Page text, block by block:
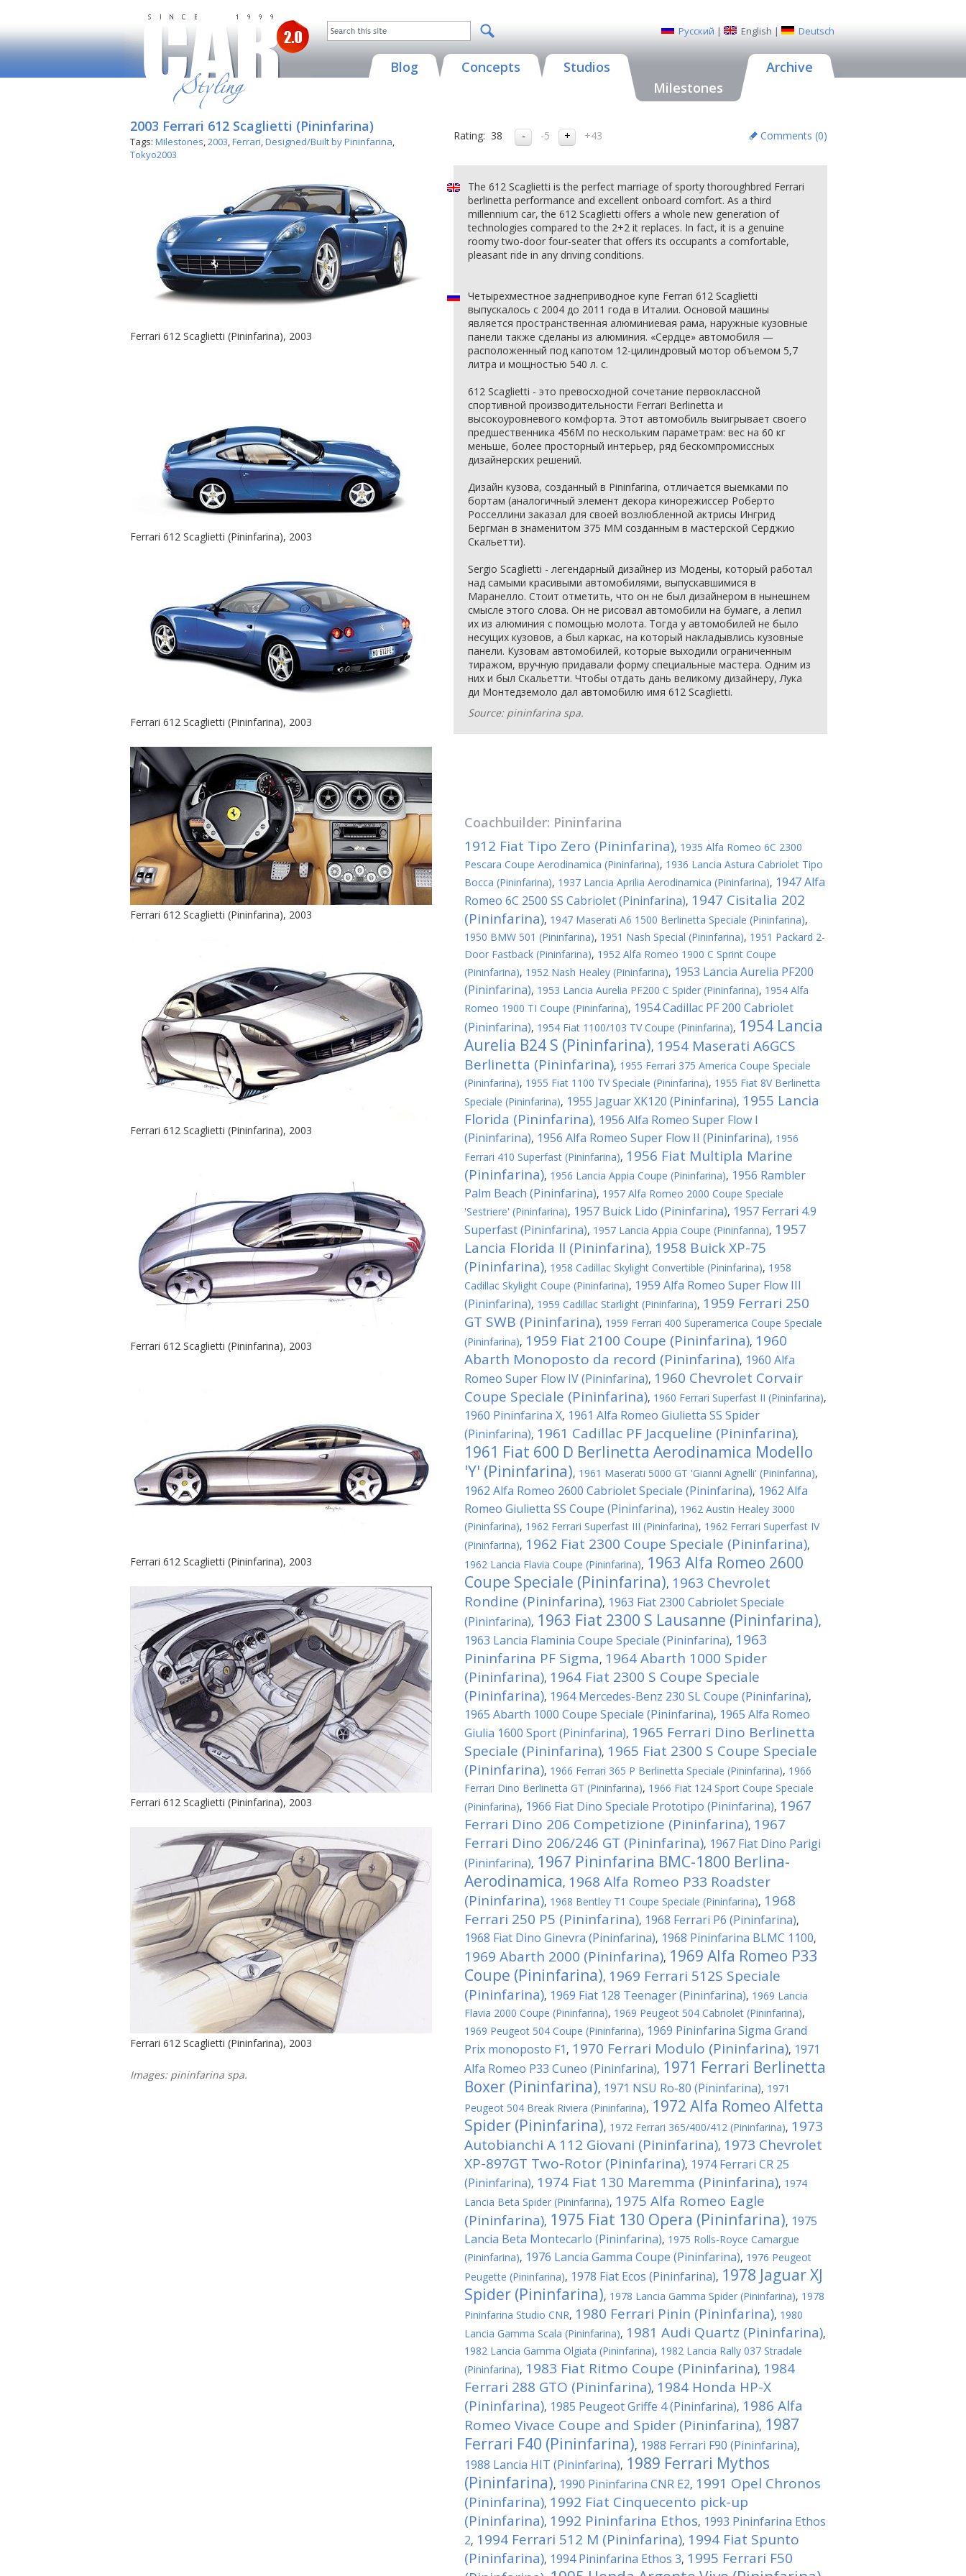
Русский | English | Deutsch
Blog Concepts
Studios
Milestones
Archive
2003 Ferrari 612 Scaglietti (Pininfarina)
Tags: Milestones,2003,Ferrari,Designed/Built by Pininfarina,
Tokyo2003
Ferrari 612 Scaglietti (Pininfarina), 2003
Ferrari 612 Scaglietti (Pininfarina), 2003
Ferrari 612 Scaglietti (Pininfarina), 2003
Ferrari 612 Scaglietti (Pininfarina), 2003
Ferrari 612 Scaglietti (Pininfarina), 2003
Ferrari 612 Scaglietti (Pininfarina), 2003
Ferrari 612 Scaglietti (Pininfarina), 2003
Ferrari 612 Scaglietti (Pininfarina), 2003
Ferrari 612 Scaglietti (Pininfarina), 2003
Images: pininfarina spa.
Rating: 38 -5 +43 Comments (0)
The 612 Scaglietti is the perfect marriage of sporty thoroughbred Ferrari
berlinetta performance and excellent onboard comfort. As a third
millennium car, the 612 Scaglietti offers a whole new generation of
technologies compared to the 2+2 it replaces. In fact, it is a genuine
roomy two-door four-seater that offers its occupants a comfortable,
pleasant ride in any driving conditions.
Четырехместное заднеприводное купе Ferrari 612 Scaglietti
выпускалось с 2004 до 2011 года в Италии. Основой машины
является пространственная алюминиевая рама, наружные кузовные
панели также сделаны из алюминия. «Сердце» автомобиля —
расположенный под капотом 12-цилиндровый мотор объемом 5,7
литра и мощностью 540 л. с.
612 Scaglietti - это превосходной сочетание первоклассной
спортивной производительности Ferrari Berlinetta и
высокоуровневого комфорта. Этот автомобиль выигрывает своего
предшественника 456M по нескольким параметрам: вес на 60 кг
меньше, более просторный интерьер, ряд бескомпромиссных
дизайнерских решений.
Дизайн кузова, созданный в Pininfarina, отличается выемками по
бортам (аналогичный элемент декора кинорежиссер Роберто
Росселлини заказал для своей возлюбленной актрисы Ингрид
Бергман в знаменитом 375 MM созданным в мастерской Серджио
Скальетти).
Sergio Scaglietti - легендарный дизайнер из Модены, который работал
над самыми красивыми автомобилями, выпускавшимися в
Маранелло. Стоит отметить, что он не был дизайнером в нынешнем
смысле этого слова. Он не рисовал автомобили на бумаге, а лепил
их из алюминия с помощью молота. Тогда у автомобилей не было
несущих кузовов, а был каркас, на который накладывлись кузовные
панели. Кузовам автомобилей, которые выходили ограниченным
тиражом, вручную придавали форму специальные мастера. Одним из
них и был Скальетти. Чтобы отдать дань великому дизайнеру, Лука
ди Монтедземоло дал автомобилю имя 612 Scaglietti.
Source: pininfarina spa.
Coachbuilder: Pininfarina
1912 Fiat Tipo Zero (Pininfarina), 1935 Alfa Romeo 6C 2300
Pescara Coupe Aerodinamica (Pininfarina), 1936 Lancia Astura Cabriolet Tipo
Bocca (Pininfarina), 1937 Lancia Aprilia Aerodinamica (Pininfarina), 1947 Alfa
Romeo 6C 2500 SS Cabriolet (Pininfarina), 1947 Cisitalia 202
(Pininfarina), 1947 Maserati A6 1500 Berlinetta Speciale (Pininfarina),
1950 BMW 501 (Pininfarina), 1951 Nash Special (Pininfarina), 1951 Packard 2-
Door Fastback (Pininfarina), 1952 Alfa Romeo 1900 C Sprint Coupe
(Pininfarina), 1952 Nash Healey (Pininfarina), 1953 Lancia Aurelia PF200
(Pininfarina), 1953 Lancia Aurelia PF200 C Spider (Pininfarina), 1954 Alfa
Romeo 1900 TI Coupe (Pininfarina), 1954 Cadillac PF 200 Cabriolet
(Pininfarina), 1954 Fiat 1100/103 TV Coupe (Pininfarina), 1954 Lancia
Aurelia B24 S (Pininfarina), 1954 Maserati A6GCS
Berlinetta (Pininfarina), 1955 Ferrari 375 America Coupe Speciale
(Pininfarina), 1955 Fiat 1100 TV Speciale (Pininfarina), 1955 Fiat 8V Berlinetta
Speciale (Pininfarina), 1955 Jaguar XK120 (Pininfarina), 1955 Lancia
Florida (Pininfarina), 1956 Alfa Romeo Super Flow I
(Pininfarina), 1956 Alfa Romeo Super Flow II (Pininfarina), 1956
Ferrari 410 Superfast (Pininfarina), 1956 Fiat Multipla Marine
(Pininfarina), 1956 Lancia Appia Coupe (Pininfarina), 1956 Rambler
Palm Beach (Pininfarina), 1957 Alfa Romeo 2000 Coupe Speciale
'Sestriere' (Pininfarina), 1957 Buick Lido (Pininfarina), 1957 Ferrari 4.9
Superfast (Pininfarina), 1957 Lancia Appia Coupe (Pininfarina), 1957
Lancia Florida II (Pininfarina), 1958 Buick XP-75
(Pininfarina), 1958 Cadillac Skylight Convertible (Pininfarina), 1958
Cadillac Skylight Coupe (Pininfarina), 1959 Alfa Romeo Super Flow III
(Pininfarina), 1959 Cadillac Starlight (Pininfarina), 1959 Ferrari 250
GT SWB (Pininfarina), 1959 Ferrari 400 Superamerica Coupe Speciale
(Pininfarina), 1959 Fiat 2100 Coupe (Pininfarina), 1960
Abarth Monoposto da record (Pininfarina), 1960 Alfa
Romeo Super Flow IV (Pininfarina), 1960 Chevrolet Corvair
Coupe Speciale (Pininfarina), 1960 Ferrari Superfast II (Pininfarina),
1960 Pininfarina X, 1961 Alfa Romeo Giulietta SS Spider
(Pininfarina), 1961 Cadillac PF Jacqueline (Pininfarina),
1961 Fiat 600 D Berlinetta Aerodinamica Modello
'Y' (Pininfarina), 1961 Maserati 5000 GT 'Gianni Agnelli' (Pininfarina),
1962 Alfa Romeo 2600 Cabriolet Speciale (Pininfarina), 1962 Alfa
Romeo Giulietta SS Coupe (Pininfarina), 1962 Austin Healey 3000
(Pininfarina), 1962 Ferrari Superfast III (Pininfarina), 1962 Ferrari Superfast IV
(Pininfarina), 1962 Fiat 2300 Coupe Speciale (Pininfarina),
1962 Lancia Flavia Coupe (Pininfarina), 1963 Alfa Romeo 2600
Coupe Speciale (Pininfarina), 1963 Chevrolet
Rondine (Pininfarina), 1963 Fiat 2300 Cabriolet Speciale
(Pininfarina), 1963 Fiat 2300 S Lausanne (Pininfarina),
1963 Lancia Flaminia Coupe Speciale (Pininfarina), 1963
Pininfarina PF Sigma, 1964 Abarth 1000 Spider
(Pininfarina), 1964 Fiat 2300 S Coupe Speciale
(Pininfarina), 1964 Mercedes-Benz 230 SL Coupe (Pininfarina),
1965 Abarth 1000 Coupe Speciale (Pininfarina), 1965 Alfa Romeo
Giulia 1600 Sport (Pininfarina), 1965 Ferrari Dino Berlinetta
Speciale (Pininfarina), 1965 Fiat 2300 S Coupe Speciale
(Pininfarina), 1966 Ferrari 365 P Berlinetta Speciale (Pininfarina), 1966
Ferrari Dino Berlinetta GT (Pininfarina), 1966 Fiat 124 Sport Coupe Speciale
(Pininfarina), 1966 Fiat Dino Speciale Prototipo (Pininfarina), 1967
Ferrari Dino 206 Competizione (Pininfarina), 1967
Ferrari Dino 206/246 GT (Pininfarina), 1967 Fiat Dino Parigi
(Pininfarina), 1967 Pininfarina BMC-1800 Berlina-
Aerodinamica, 1968 Alfa Romeo P33 Roadster
(Pininfarina), 1968 Bentley T1 Coupe Speciale (Pininfarina), 1968
Ferrari 250 P5 (Pininfarina), 1968 Ferrari P6 (Pininfarina),
1968 Fiat Dino Ginevra (Pininfarina), 1968 Pininfarina BLMC 1100,
1969 Abarth 2000 (Pininfarina), 1969 Alfa Romeo P33
Coupe (Pininfarina), 1969 Ferrari 512S Speciale
(Pininfarina), 1969 Fiat 128 Teenager (Pininfarina), 1969 Lancia
Flavia 2000 Coupe (Pininfarina), 1969 Peugeot 504 Cabriolet (Pininfarina),
1969 Peugeot 504 Coupe (Pininfarina), 1969 Pininfarina Sigma Grand
Prix monoposto F1 , 1970 Ferrari Modulo (Pininfarina), 1971
Alfa Romeo P33 Cuneo (Pininfarina), 1971 Ferrari Berlinetta
Boxer (Pininfarina), 1971 NSU Ro-80 (Pininfarina), 1971
Peugeot 504 Break Riviera (Pininfarina), 1972 Alfa Romeo Alfetta
Spider (Pininfarina), 1972 Ferrari 365/400/412 (Pininfarina), 1973
Autobianchi A 112 Giovani (Pininfarina), 1973 Chevrolet
XP-897GT Two-Rotor (Pininfarina), 1974 Ferrari CR 25
(Pininfarina), 1974 Fiat 130 Maremma (Pininfarina), 1974
Lancia Beta Spider (Pininfarina), 1975 Alfa Romeo Eagle
(Pininfarina), 1975 Fiat 130 Opera (Pininfarina), 1975
Lancia Beta Montecarlo (Pininfarina), 1975 Rolls-Royce Camargue
(Pininfarina), 1976 Lancia Gamma Coupe (Pininfarina), 1976 Peugeot
Peugette (Pininfarina), 1978 Fiat Ecos (Pininfarina), 1978 Jaguar XJ
Spider (Pininfarina), 1978 Lancia Gamma Spider (Pininfarina), 1978
Pininfarina Studio CNR, 1980 Ferrari Pinin (Pininfarina), 1980
Lancia Gamma Scala (Pininfarina), 1981 Audi Quartz (Pininfarina),
1982 Lancia Gamma Olgiata (Pininfarina), 1982 Lancia Rally 037 Stradale
(Pininfarina), 1983 Fiat Ritmo Coupe (Pininfarina), 1984
Ferrari 288 GTO (Pininfarina), 1984 Honda HP-X
(Pininfarina), 1985 Peugeot Griffe 4 (Pininfarina), 1986 Alfa
Romeo Vivace Coupe and Spider (Pininfarina), 1987
Ferrari F40 (Pininfarina), 1988 Ferrari F90 (Pininfarina),
1988 Lancia HIT (Pininfarina), 1989 Ferrari Mythos
(Pininfarina), 1990 Pininfarina CNR E2, 1991 Opel Chronos
(Pininfarina), 1992 Fiat Cinquecento pick-up
(Pininfarina), 1992 Pininfarina Ethos, 1993 Pininfarina Ethos
2, 1994 Ferrari 512 M (Pininfarina), 1994 Fiat Spunto
(Pininfarina), 1994 Pininfarina Ethos 3, 1995 Ferrari F50